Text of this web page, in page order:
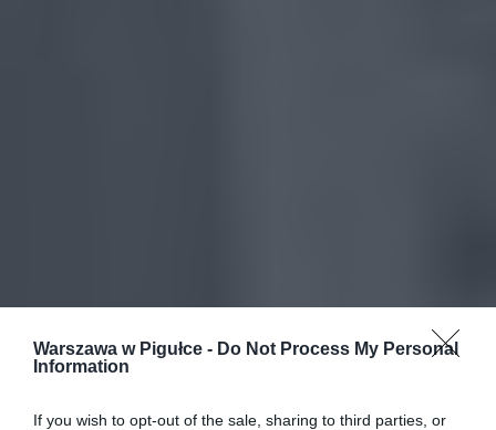
Warszawa w Pigułce - Do Not Process My Personal
Information
If you wish to opt-out of the sale, sharing to third parties, or